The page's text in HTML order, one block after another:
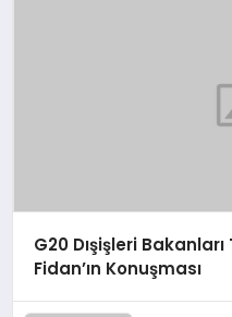
G20 Dışişleri
Fidan’ın Konuşması